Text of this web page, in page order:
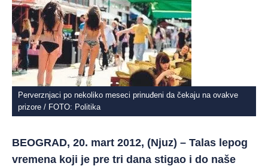
Perverznjaci po nekoliko meseci prinuđeni da čekaju na ovakve
prizore / FOTO: Politika
BEOGRAD, 20. mart 2012, (Njuz) – Talas lepog
vremena koji je pre tri dana stigao i do naše